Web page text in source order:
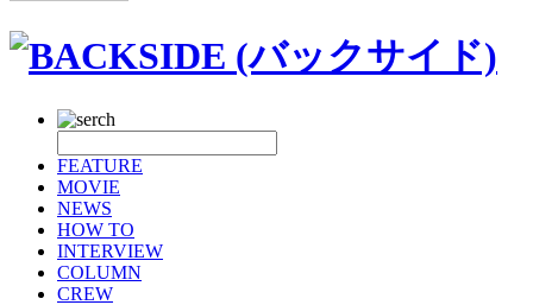
FEATURE
MOVIE
NEWS
HOW TO
INTERVIEW
COLUMN
CREW